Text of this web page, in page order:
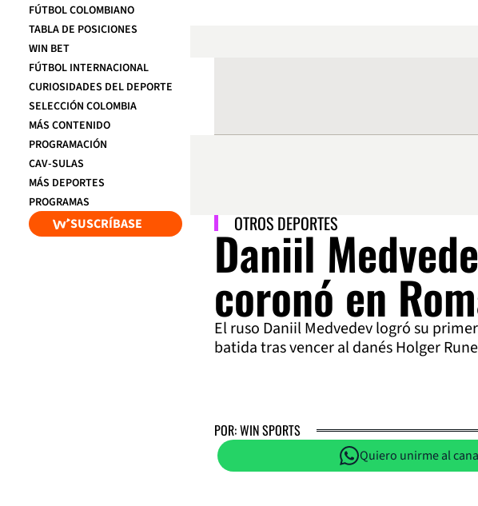
FÚTBOL COLOMBIANO
TABLA DE POSICIONES
WIN BET
FÚTBOL INTERNACIONAL
CURIOSIDADES DEL DEPORTE
SELECCIÓN COLOMBIA
MÁS CONTENIDO
PROGRAMACIÓN
CAV-SULAS
MÁS DEPORTES
PROGRAMAS
SUSCRÍBASE OTROS DEPORTES
Daniil
coronó en
El ruso Daniil Medvedev logró su
batida tras vencer al danés Holger
POR: WIN SPORTS
Quiero unirme al